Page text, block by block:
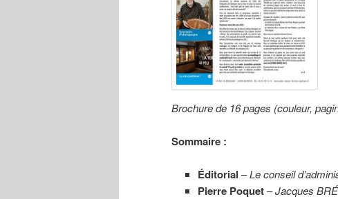
Brochure de 16 pages (couleur,
Sommaire :
Éditorial –Le conseil
Pierre Poquet–Jacques